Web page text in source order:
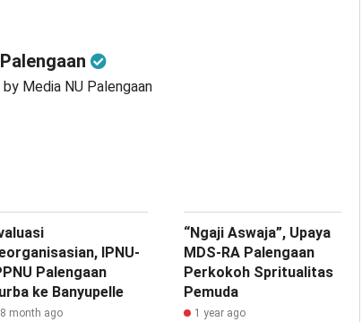
Media NU Palengaan
IPNU-
Palengaan
ke Banyupelle
8 month ago
“Ngaji Aswaja”, Upaya
MDS-RA Palengaan
Perkokoh Spritualitas
Pemuda
1 year ago